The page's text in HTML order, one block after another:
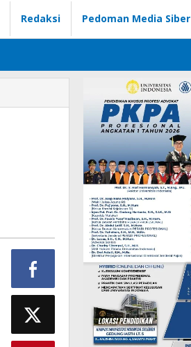
Redaksi Pedoman Media Siber